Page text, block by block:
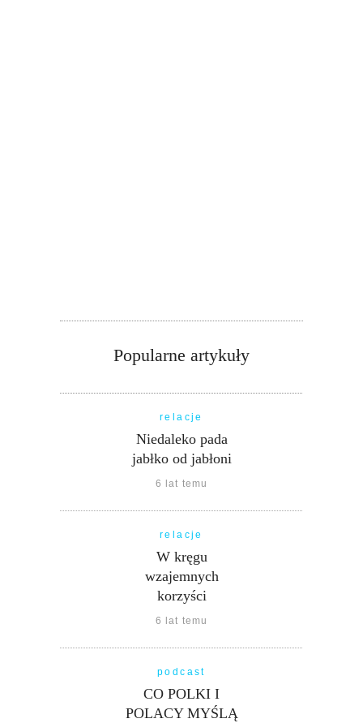
Popularne artykuły
relacje
Niedaleko pada
jabłko od jabłoni
6 lat temu
relacje
W kręgu
wzajemnych
korzyści
6 lat temu
podcast
CO POLKI I
POLACY MYŚLĄ